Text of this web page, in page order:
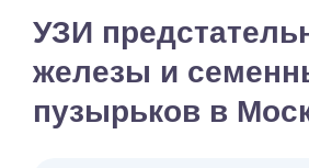
УЗИ
железы и
пузырьков в